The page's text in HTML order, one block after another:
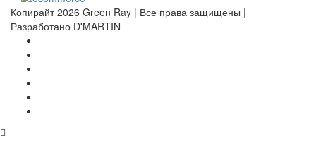
Копирайт 2026 Green Ray | Все права защищены |
Разработано D'MARTIN